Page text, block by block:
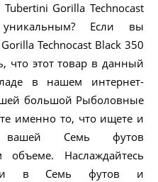
Gorilla Technocast
Если вы
Technocast Black 350
что этот товар в данный
в нашем интернет-
большой Рыболовные
именно то, что ищете и
вашей Семь футов
Наслаждайтесь
в Семь футов и